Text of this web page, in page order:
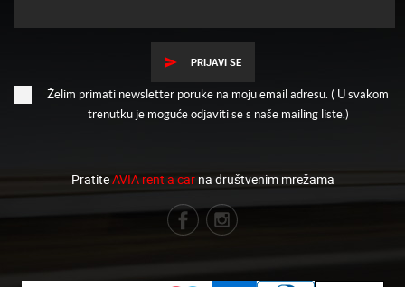
PRIJAVI SE
Želim primati newsletter poruke na moju email adresu. ( U svakom
trenutku je moguće odjaviti se s naše mailing liste.)
PratiteAVIA rent a carna društvenim mrežama